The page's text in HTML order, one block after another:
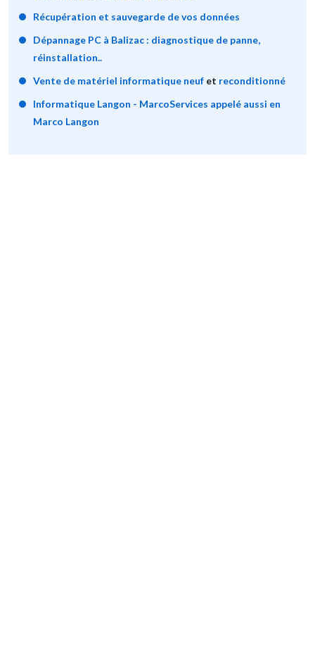
Récupération et sauvegarde de vos données
Dépannage PC à Balizac : diagnostique de panne,
réinstallation..
Vente de matériel informatique neuf et reconditionné
Informatique Langon - MarcoServices appelé aussi en
Marco Langon